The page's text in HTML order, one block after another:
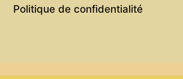
Politique de confidentialité